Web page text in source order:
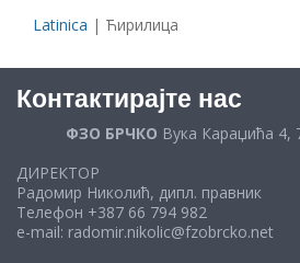
Latinica | Ћирилица
Контактирајте нас
ФЗО БРЧКО Вука Караџића 4,
ДИРЕКТОР
Радомир Николић, дипл. правник
Телефон +387 66 794 982
e-mail: radomir.nikolic@fzobrcko.net